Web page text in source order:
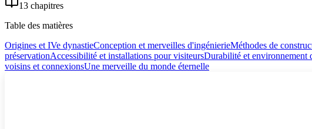
13 chapitres
Table des matières
Origines et IVe dynastieConception et merveilles d'ingénierieMéthodes de
préservationAccessibilité et installations pour visiteursDurabilité et environnement
voisins et connexionsUne merveille du monde éternelle